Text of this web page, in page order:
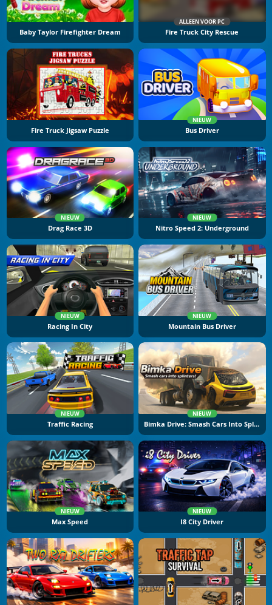
Baby Taylor Firefighter Dream
ALLEEN VOOR PC
Fire Truck City Rescue
Fire Truck Jigsaw Puzzle
NIEUW
Bus Driver
NIEUW
Drag Race 3D
NIEUW
Nitro Speed 2: Underground
NIEUW
Racing In City
NIEUW
Mountain Bus Driver
NIEUW
Traffic Racing
NIEUW
Bimka Drive: Smash Cars Into Splinters
NIEUW
Max Speed
NIEUW
I8 City Driver